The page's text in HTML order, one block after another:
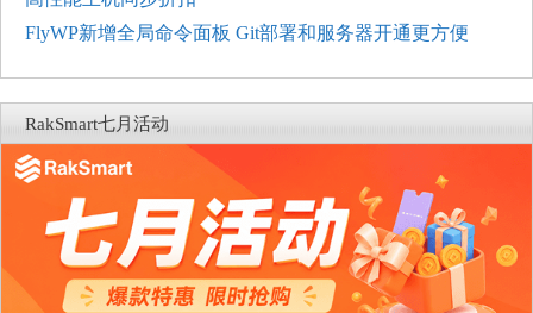
FlyWP新增全局命令面板 Git部署和服务器开通更方便
RakSmart七月活动